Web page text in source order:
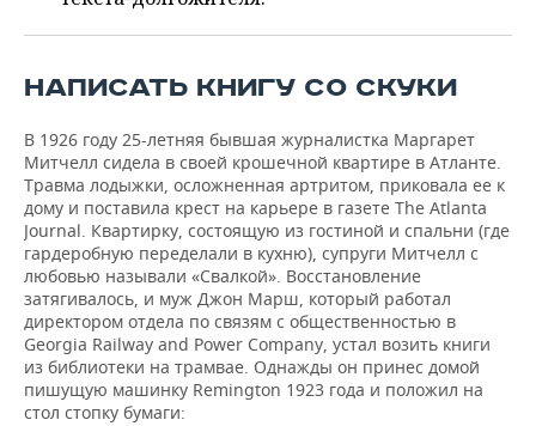
НАПИСАТЬ КНИГУ СО СКУКИ
В 1926 году 25-летняя бывшая журналистка Маргарет
Митчелл сидела в своей крошечной квартире в Атланте.
Травма лодыжки, осложненная артритом, приковала ее к
дому и поставила крест на карьере в газете The Atlanta
Journal. Квартирку, состоящую из гостиной и спальни (где
гардеробную переделали в кухню), супруги Митчелл с
любовью называли «Свалкой». Восстановление
затягивалось, и муж Джон Марш, который работал
директором отдела по связям с общественностью в
Georgia Railway and Power Company, устал возить книги
из библиотеки на трамвае. Однажды он принес домой
пишущую машинку Remington 1923 года и положил на
стол стопку бумаги: